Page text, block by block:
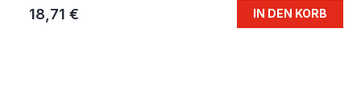
18,71 € IN DEN KORB